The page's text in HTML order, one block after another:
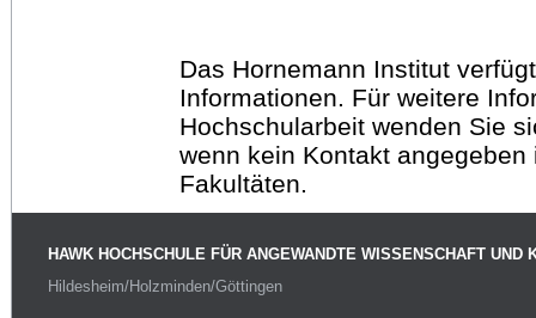
Das Hornemann Institut
Informationen. Für weitere
Hochschularbeit wenden Sie
wenn kein Kontakt
Fakultäten.
HAWK HOCHSCHULE FÜR ANGEWANDTE WISSENSCHAFT UND
Hildesheim/Holzminden/Göttingen